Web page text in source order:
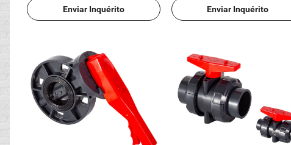
Enviar Inquérito Enviar Inquérito